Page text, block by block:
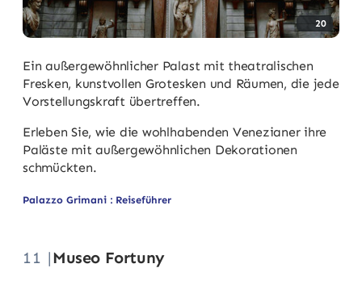
20
Ein außergewöhnlicher Palast mit theatralischen
Fresken, kunstvollen Grotesken und Räumen, die jede
Vorstellungskraft übertreffen.
Erleben Sie, wie die wohlhabenden Venezianer ihre
Paläste mit außergewöhnlichen Dekorationen
schmückten.
Palazzo Grimani : Reiseführer
11 |Museo Fortuny